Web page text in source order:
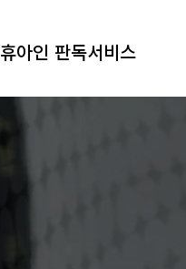
휴아인 판독서비스